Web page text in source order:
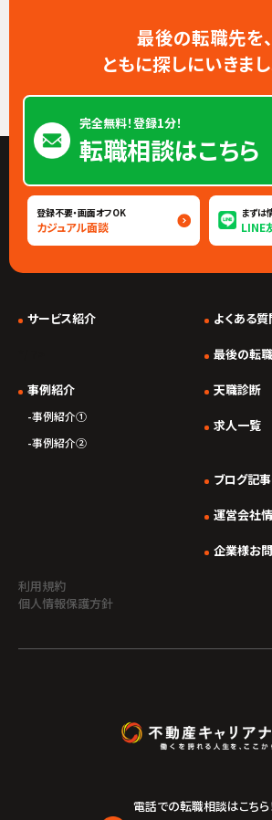
最後の転職先を、
ともに探しにいきまし
完全無料！登録1分！
転職相談はこちら
登録不要・画面オフOK
カジュアル面談
まずは
LINE
サービス紹介
事例紹介
事例紹介①
事例紹介②
よくある
最後の転
天職診断
求人一覧
ブログ記
運営会社
企業様お
利用規約
個人情報保護方針
電話での転職相談はこちら